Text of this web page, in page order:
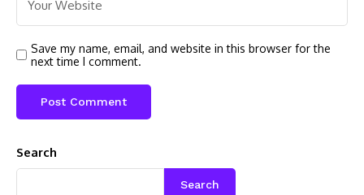
Save my name, email, and website in this browser for the
next time I comment.
Search
Search